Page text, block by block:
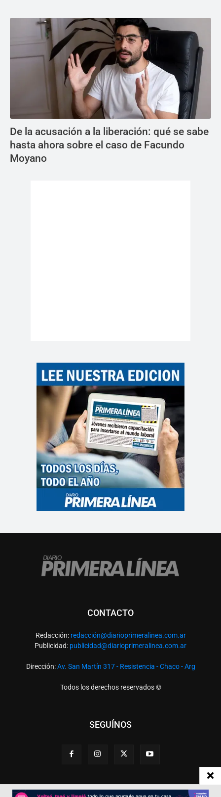
De la acusación a la liberación: qué se sabe
hasta ahora sobre el caso de Facundo
Moyano
CONTACTO
Redacción: redacción@diarioprimeralinea.com.ar
Publicidad: publicidad@diarioprimeralinea.com.ar
Dirección:Av. San Martín 317 - Resistencia - Chaco - Arg
Todos los derechos reservados ©
SEGUÍNOS